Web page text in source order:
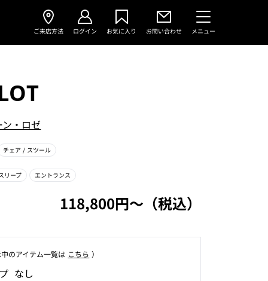
ご来店方法 ログイン お気に入り お問い合わせ メニュー
ン・ロゼ
チェア/ スツール
リープ エントランス
118,800円〜（税込）
のアイテム⼀覧は こちら ）
なし